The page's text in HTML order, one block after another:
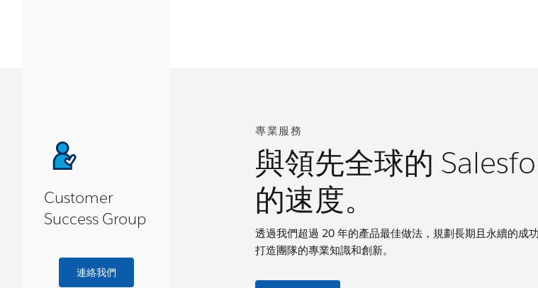
Customer
Success Group
連絡我們
專業服務
與領先全球的
的速度。
透過我們超過 20 年的產品最佳做法，規劃長期且永續的成
打造團隊的專業知識和創新。